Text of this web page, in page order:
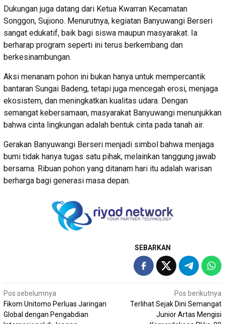
Dukungan juga datang dari Ketua Kwarran Kecamatan
Songgon, Sujiono. Menurutnya, kegiatan Banyuwangi Berseri
sangat edukatif, baik bagi siswa maupun masyarakat. Ia
berharap program seperti ini terus berkembang dan
berkesinambungan.
Aksi menanam pohon ini bukan hanya untuk mempercantik
bantaran Sungai Badeng, tetapi juga mencegah erosi, menjaga
ekosistem, dan meningkatkan kualitas udara. Dengan
semangat kebersamaan, masyarakat Banyuwangi menunjukkan
bahwa cinta lingkungan adalah bentuk cinta pada tanah air.
Gerakan Banyuwangi Berseri menjadi simbol bahwa menjaga
bumi tidak hanya tugas satu pihak, melainkan tanggung jawab
bersama. Ribuan pohon yang ditanam hari itu adalah warisan
berharga bagi generasi masa depan.
SEBARKAN
Navigasi
pos
Pos sebelumnya
Fikom Unitomo Perluas Jaringan
Global dengan Pengabdian
Pos berikutnya
Terlihat Sejak Dini Semangat
Junior Artas Mengisi